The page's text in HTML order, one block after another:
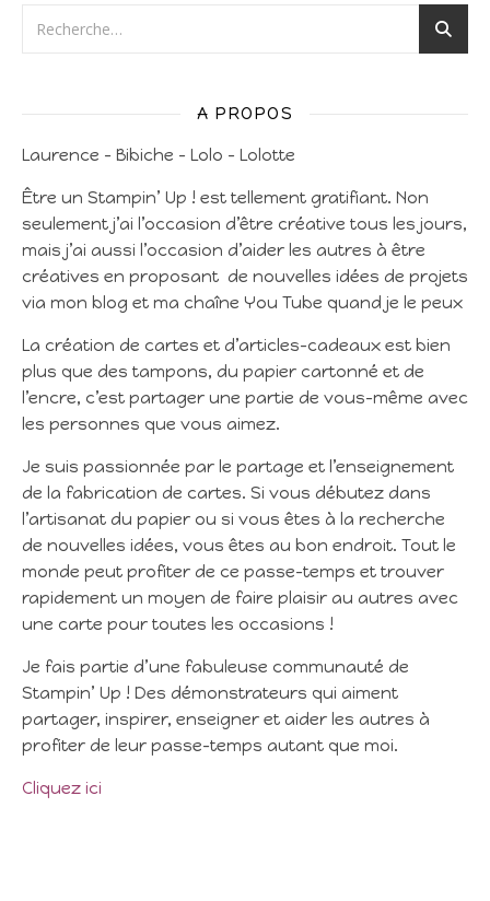
A PROPOS
Laurence – Bibiche – Lolo – Lolotte
Être un Stampin’ Up ! est tellement gratifiant. Non
seulement j’ai l’occasion d’être créative tous les jours,
mais j’ai aussi l’occasion d’aider les autres à être
créatives en proposant de nouvelles idées de projets
via mon blog et ma chaîne You Tube quand je le peux
La création de cartes et d’articles-cadeaux est bien
plus que des tampons, du papier cartonné et de
l’encre, c’est partager une partie de vous-même avec
les personnes que vous aimez.
Je suis passionnée par le partage et l’enseignement
de la fabrication de cartes. Si vous débutez dans
l’artisanat du papier ou si vous êtes à la recherche
de nouvelles idées, vous êtes au bon endroit. Tout le
monde peut profiter de ce passe-temps et trouver
rapidement un moyen de faire plaisir au autres avec
une carte pour toutes les occasions !
Je fais partie d’une fabuleuse communauté de
Stampin’ Up ! Des démonstrateurs qui aiment
partager, inspirer, enseigner et aider les autres à
profiter de leur passe-temps autant que moi.
Cliquez ici